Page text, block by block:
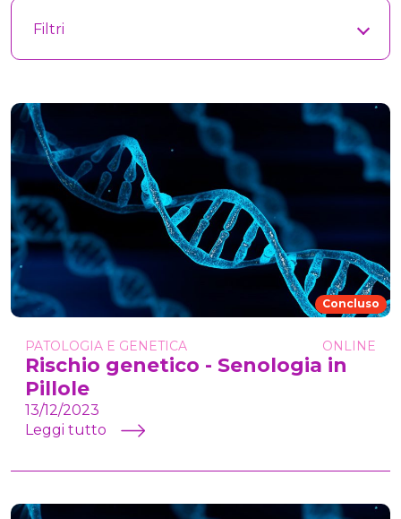
Filtri
Concluso
PATOLOGIA E GENETICA ONLINE
Rischio genetico - Senologia in
Pillole
13/12/2023
Leggi tutto